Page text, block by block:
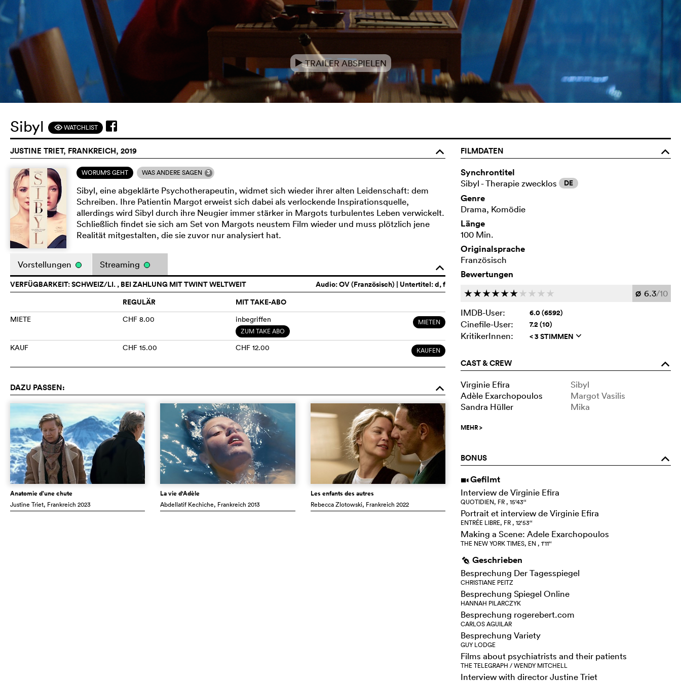
eTRAILER ABSPIELEN
Sibyl FWATCHLIST
JUSTINE TRIET, FRANKREICH, 2019 o
WORUM'S GEHT WAS ANDERE SAGEN 3
Sibyl, eine abgeklärte Psychotherapeutin, widmet sich wieder ihrer alten Leidenschaft: dem
Schreiben. Ihre Patientin Margot erweist sich dabei als verlockende Inspirationsquelle,
allerdings wird Sibyl durch ihre Neugier immer stärker in Margots turbulentes Leben verwickelt.
Schließlich findet sie sich am Set von Margots neustem Film wieder und muss plötzlich jene
Realität mitgestalten, die sie zuvor nur analysiert hat.
o
Vorstellungen Streaming
Audio:OV (Französisch) | Untertitel: d, f
VERFÜGBARKEIT: SCHWEIZ/LI. , BEI ZAHLUNG MIT TWINT WELTWEIT
REGULÄR
MIT TAKE-ABO
MIETE CHF 8.00 inbegriffen
ZUM TAKE ABO
MIETEN
KAUF CHF 15.00 CHF 12.00 KAUFEN
DAZU PASSEN: o
Anatomie d’une chute
Justine Triet, Frankreich 2023
La vie d'Adèle
Abdellatif Kechiche, Frankreich 2013
Les enfants des autres
Rebecca Zlotowski, Frankreich 2022
FILMDATEN
o
Synchrontitel
Sibyl - Therapie zwecklos DE
Genre
Drama, Komödie
Länge
100 Min.
Originalsprache
Französisch
Bewertungen
cccccc c c c c Ø 6.3/10
IMDB-User:
6.0 (6592)
Cinefile-User: 7.2 (10)
KritikerInnen: < 3 STIMMEN q
CAST & CREW o
Virginie Efira
Sibyl
Adèle Exarchopoulos
Margot Vasilis
Sandra Hüller
Mika
MEHR>
BONUS o
i Gefilmt
Interview de Virginie Efira
QUOTIDIEN, FR , 15‘43‘‘
Portrait et interview de Virginie Efira
ENTRÉE LIBRE, FR , 12‘53‘‘
Making a Scene: Adele Exarchopoulos
THE NEW YORK TIMES, EN , 1‘11‘‘
g Geschrieben
Besprechung Der Tagesspiegel
CHRISTIANE PEITZ
Besprechung Spiegel Online
HANNAH PILARCZYK
Besprechung rogerebert.com
CARLOS AGUILAR
Besprechung Variety
GUY LODGE
Films about psychiatrists and their patients
THE TELEGRAPH / WENDY MITCHELL
Interview with director Justine Triet